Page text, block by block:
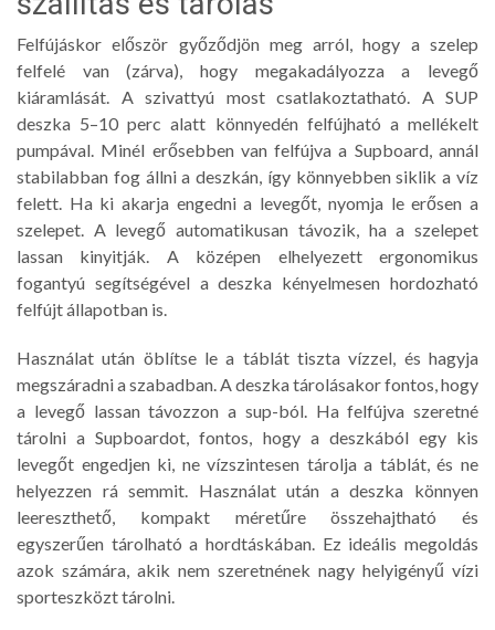
Felfújáskor először győződjön meg arról, hogy a szelep
felfelé van (zárva), hogy megakadályozza a levegő
kiáramlását. A szivattyú most csatlakoztatható. A SUP
deszka 5–10 perc alatt könnyedén felfújható a mellékelt
pumpával. Minél erősebben van felfújva a Supboard, annál
stabilabban fog állni a deszkán, így könnyebben siklik a víz
felett. Ha ki akarja engedni a levegőt, nyomja le erősen a
szelepet. A levegő automatikusan távozik, ha a szelepet
lassan kinyitják. A középen elhelyezett ergonomikus
fogantyú segítségével a deszka kényelmesen hordozható
felfújt állapotban is.
Használat után öblítse le a táblát tiszta vízzel, és hagyja
megszáradni a szabadban. A deszka tárolásakor fontos, hogy
a levegő lassan távozzon a sup-ból. Ha felfújva szeretné
tárolni a Supboardot, fontos, hogy a deszkából egy kis
levegőt engedjen ki, ne vízszintesen tárolja a táblát, és ne
helyezzen rá semmit. Használat után a deszka könnyen
leereszthető, kompakt méretűre összehajtható és
egyszerűen tárolható a hordtáskában. Ez ideális megoldás
azok számára, akik nem szeretnének nagy helyigényű vízi
sporteszközt tárolni.